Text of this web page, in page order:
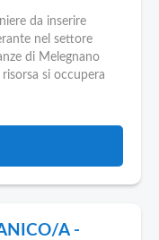
da inserire
nel settore
di Melegnano
si occupera
A -